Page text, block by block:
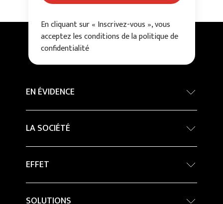
En cliquant sur « Inscrivez-vous », vous
acceptez les conditions de la politique de
confidentialité
EN ÉVIDENCE
Prix
LA SOCIÉTÉ
EFFET
SOLUTIONS